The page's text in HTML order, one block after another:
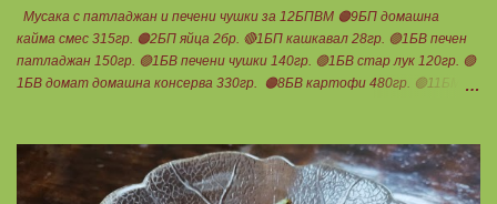
Мусака с патладжан и печени чушки за 12БПВМ 🟠9БП домашна
кайма смес 315гр. 🟠2БП яйца 2бр. 🔴1БП кашкавал 28гр. 🟢1БВ печен
патладжан 150гр. 🟢1БВ печени чушки 140гр. 🟢1БВ стар лук 120гр. 🟢
1БВ домат домашна консерва 330гр. 🟠8БВ картофи 480гр. 🟢11БМ
кайма, може изобщо да не добавяте мазнини... Каймата се задушава с
лука и картофите. Всичко останало с3 нарязва и добавя към сместа.
Пече се до готовност. Заливката е от яйца,кашкавал и 150гр. кисело